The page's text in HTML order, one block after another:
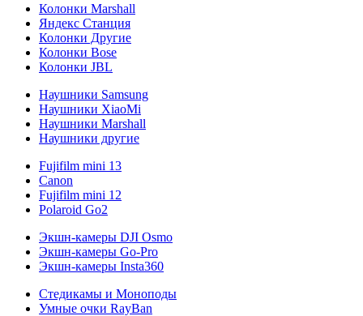
Колонки Marshall
Яндекс Станция
Колонки Другие
Колонки Bose
Колонки JBL
Наушники Samsung
Наушники XiaoMi
Наушники Marshall
Наушники другие
Fujifilm mini 13
Canon
Fujifilm mini 12
Polaroid Go2
Экшн-камеры DJI Osmo
Экшн-камеры Go-Pro
Экшн-камеры Insta360
Стедикамы и Моноподы
Умные очки RayBan